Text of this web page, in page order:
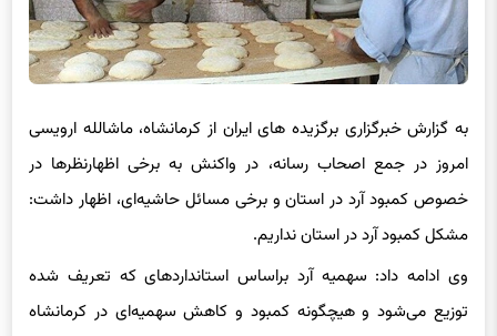
امروز در جمع اصحاب رسانه، در واکنش به برخی اظهارنظرها در
خصوص کمبود آرد در استان و برخی مسائل حاشیه‌ای، اظهار داشت:
مشکل کمبود آرد در استان نداریم.
وی ادامه داد: سهمیه آرد براساس استانداردهای که تعریف شده
توزیع می‌شود و هیچگونه کمبود و کاهش سهمیه‌ای در کرمانشاه
اتفاق نیفتاده و اگر بخواهیم برحسب مقدار توزیع آرد سنواتی در نظر